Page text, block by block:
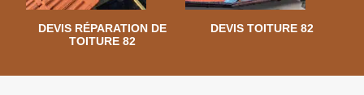
DEVIS RÉPARATION DE
TOITURE 82
DEVIS TOITURE 82